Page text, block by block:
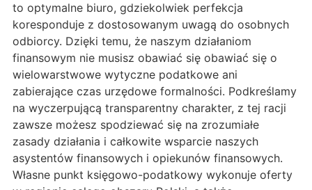
to optymalne biuro, gdziekolwiek perfekcja
koresponduje z dostosowanym uwagą do osobnych
odbiorcy. Dzięki temu, że naszym działaniom
finansowym nie musisz obawiać się obawiać się o
wielowarstwowe wytyczne podatkowe ani
zabierające czas urzędowe formalności. Podkreślamy
na wyczerpującą transparentny charakter, z tej racji
zawsze możesz spodziewać się na zrozumiałe
zasady działania i całkowite wsparcie naszych
asystentów finansowych i opiekunów finansowych.
Własne punkt księgowo-podatkowy wykonuje oferty